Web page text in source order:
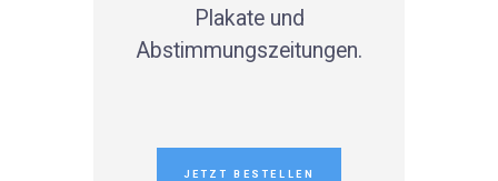
Plakate und
Abstimmungszeitungen.
JETZT BESTELLEN